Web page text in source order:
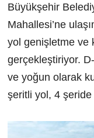
Büyükşehir
Mahallesi’ne
yol genişletme ve
gerçekleştiriyor.
ve yoğun olarak
şeritli yol, 4 şeride